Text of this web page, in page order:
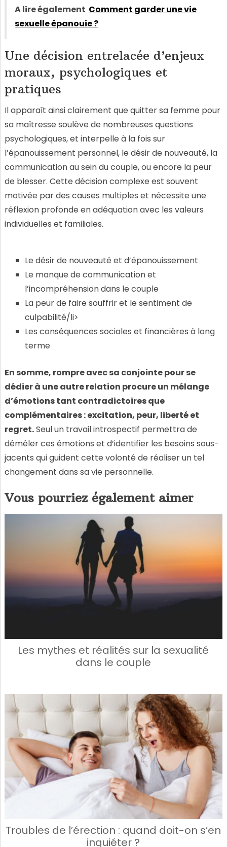
A lire également Comment garder une vie
sexuelle épanouie ?
Une décision entrelacée d’enjeux
moraux, psychologiques et
pratiques
Il apparaît ainsi clairement que quitter sa femme pour
sa maîtresse soulève de nombreuses questions
psychologiques, et interpelle à la fois sur
l’épanouissement personnel, le désir de nouveauté, la
communication au sein du couple, ou encore la peur
de blesser. Cette décision complexe est souvent
motivée par des causes multiples et nécessite une
réflexion profonde en adéquation avec les valeurs
individuelles et familiales.
Le désir de nouveauté et d’épanouissement
Le manque de communication et
l’incompréhension dans le couple
La peur de faire souffrir et le sentiment de
culpabilité/li>
Les conséquences sociales et financières à long
terme
En somme, rompre avec sa conjointe pour se
dédier à une autre relation procure un mélange
d’émotions tant contradictoires que
complémentaires : excitation, peur, liberté et
regret.Seul un travail introspectif permettra de
démêler ces émotions et d’identifier les besoins sous-
jacents qui guident cette volonté de réaliser un tel
changement dans sa vie personnelle.
Vous pourriez également aimer
Les mythes et réalités sur la sexualité
dans le couple
Troubles de l’érection : quand doit-on s’en
inquiéter ?